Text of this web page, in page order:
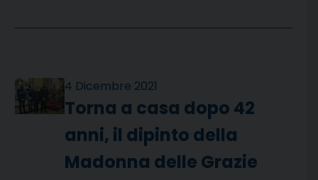
4 Dicembre 2021
Torna a casa dopo 42
anni, il dipinto della
Madonna delle Grazie